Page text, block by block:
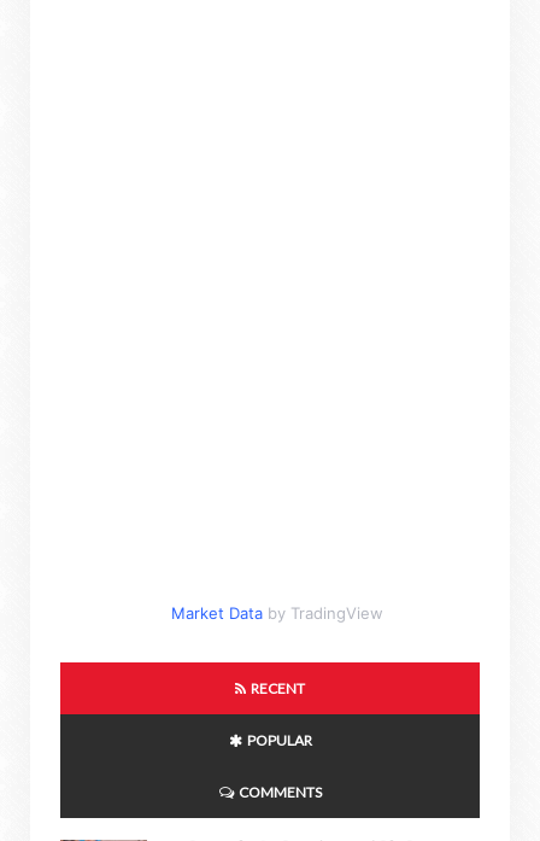
Market Data by TradingView
RECENT
POPULAR
COMMENTS